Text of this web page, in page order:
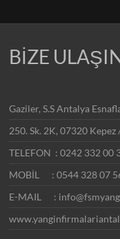
BİZE
Gaziler, S.S Antalya
250. Sk. 2K, 07320
TELEFON : 0242 332 00
MOBİL : 0544 328 07
E-MAIL :